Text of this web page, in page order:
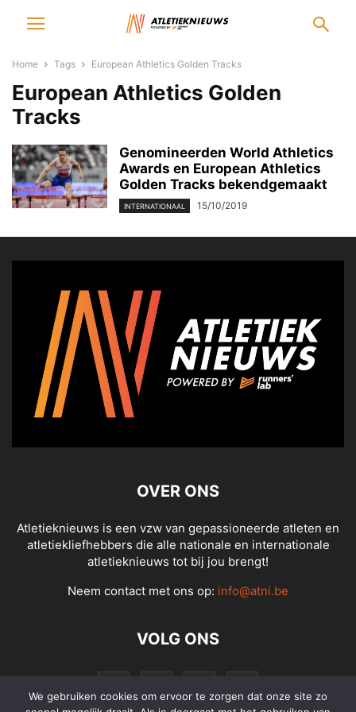
Home Tags European Athletics Golden Tracks
European Athletics Golden
Tracks
Genomineerden World Athletics
Awards en European Athletics
Golden Tracks bekendgemaakt
INTERNATIONAAL 15/10/2019
OVER ONS
Atletieknieuws is een vzw van gepassioneerde atleten en
atletiekliefhebbers die alle nationale en internationale
atletieknieuws tot bij jou brengt!
Neem contact met ons op: info@atni.be
VOLG ONS
We gebruiken cookies om ervoor te zorgen dat onze site zo